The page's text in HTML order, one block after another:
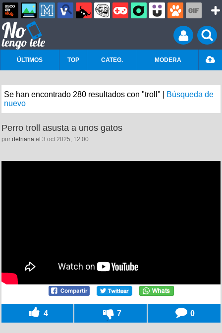
ÚLTIMOS TOP CATEG. MODERA
Se han encontrado 280 resultados con "troll" |
Búsqueda de
nuevo
Perro troll asusta a unos gatos
por detriana el 3 oct 2025, 12:00
4 7 0